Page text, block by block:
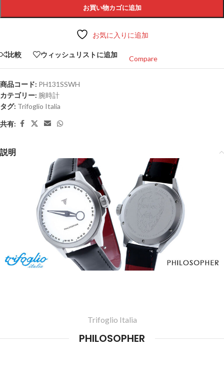
お買い物カゴに追加
お気に入りに追加
比較 ウィッシュリストに追加
Compare
商品コード: PH131SSWH
カテゴリー: 腕時計
タグ: Trifoglio Italia
共有:
説明
Trifoglio Italia
PHILOSOPHER